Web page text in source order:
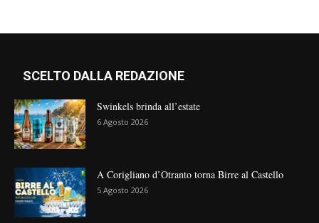
SCELTO DALLA REDAZIONE
Swinkels brinda all’estate
6 Agosto 2026
A Corigliano d’Otranto torna Birre al Castello
5 Agosto 2026